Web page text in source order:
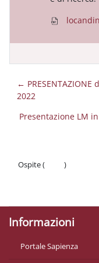
← PRESENTAZIONE
2022
Presentazione LM
Ospite (
)
Informazioni
Portale Sapienza